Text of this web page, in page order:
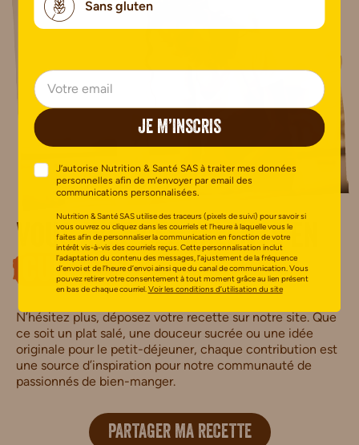
Vous avez des talents en
cuisine?
N’hésitez plus, déposez votre recette sur notre site. Que
ce soit un plat salé, une douceur sucrée ou une idée
originale pour le petit-déjeuner, chaque contribution est
une source d’inspiration pour notre communauté de
passionnés de bien-manger.
PARTAGER MA RECETTE
Sans gluten
JE M’INSCRIS
J’autorise Nutrition & Santé SAS à traiter mes données
personnelles afin de m’envoyer par email des
communications personnalisées.
Nutrition & Santé SAS utilise des traceurs (pixels de suivi) pour savoir si
vous ouvrez ou cliquez dans les courriels et l’heure à laquelle vous le
faites afin de personnaliser la communication en fonction de votre
intérêt vis-à-vis des courriels reçus. Cette personnalisation inclut
l’adaptation du contenu des messages, l’ajustement de la fréquence
d’envoi et de l’heure d’envoi ainsi que du canal de communication. Vous
pouvez retirer votre consentement à tout moment grâce au lien présent
en bas de chaque courriel.Voir les conditions d’utilisation du site